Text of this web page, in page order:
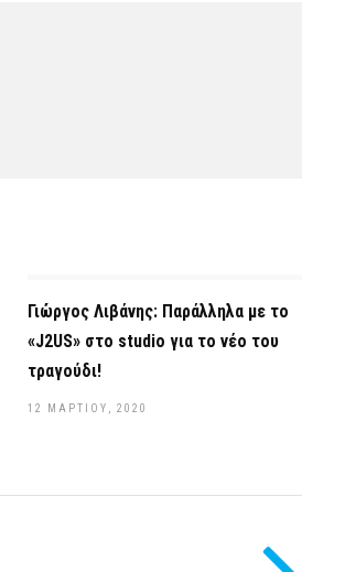
Γιώργος Λιβάνης: Παράλληλα με το
«J2US» στο studio για το νέο του
τραγούδι!
12 ΜΑΡΤΊΟΥ, 2020